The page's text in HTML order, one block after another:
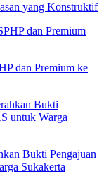
yang Konstruktif
dan Premium ke
Bukti Pengajuan
Sukakerta